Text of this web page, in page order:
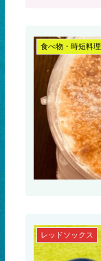
食べ物・時短料理
レッドソックス